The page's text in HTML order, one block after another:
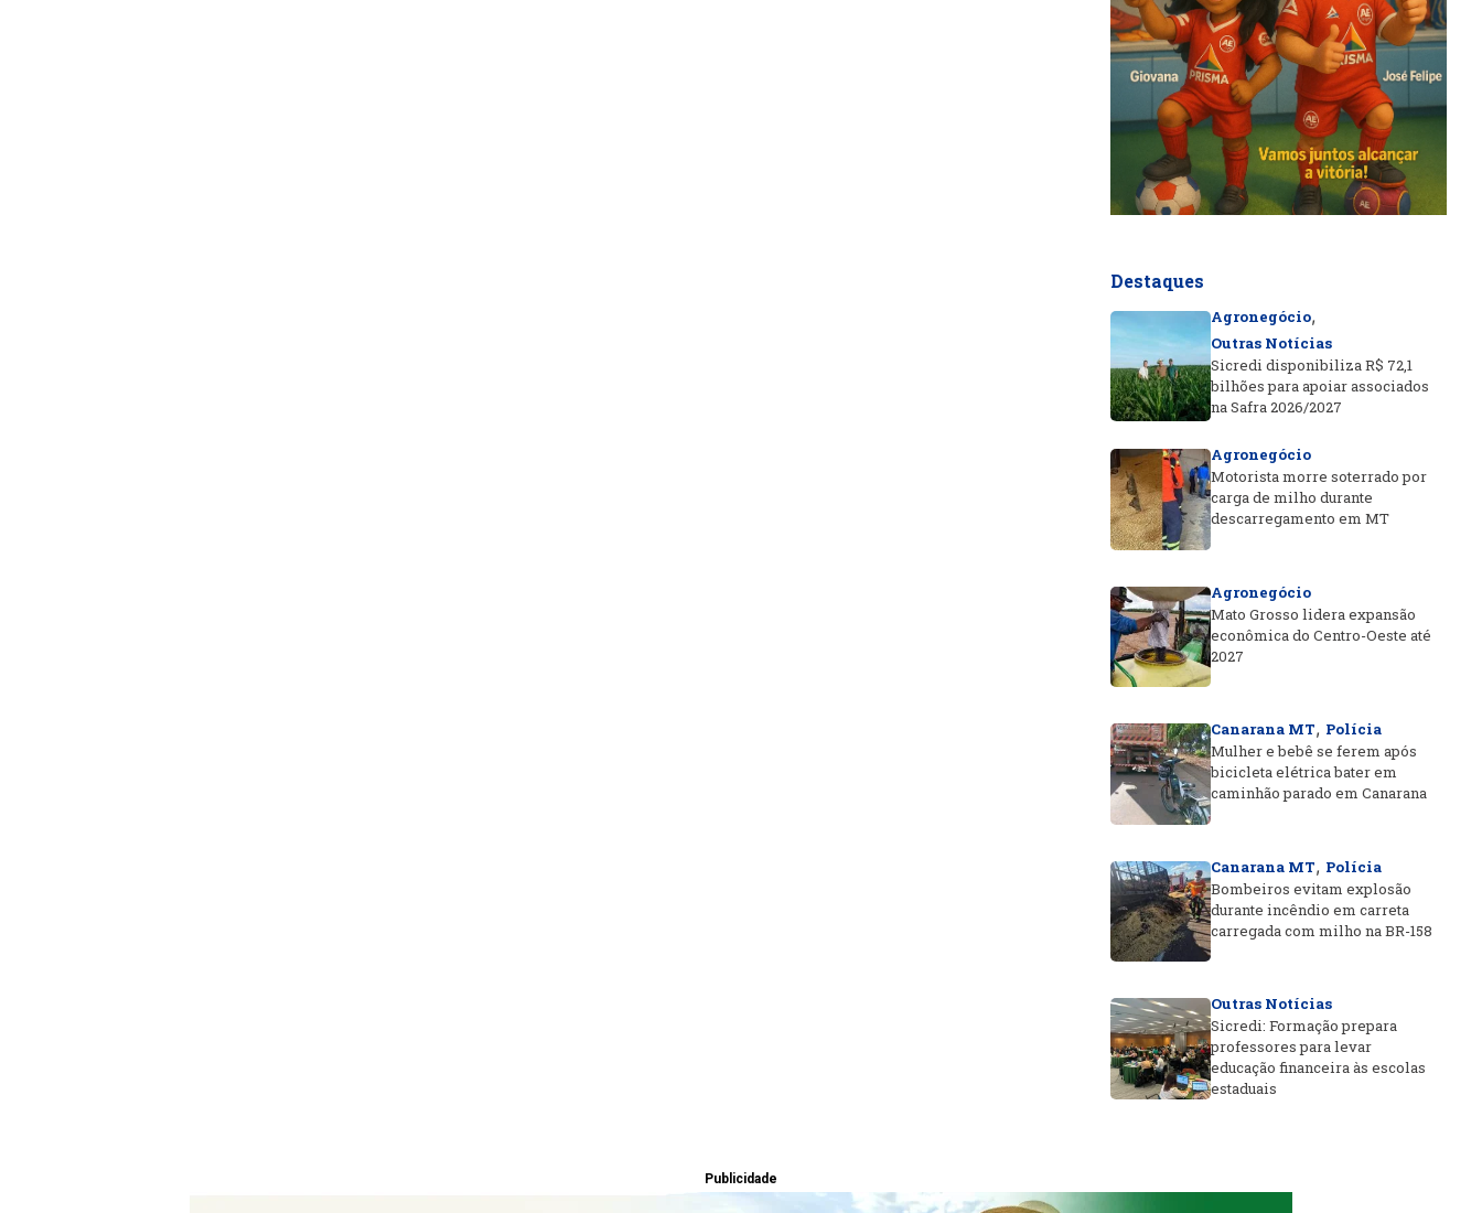
Destaques
Agronegócio,
Outras Notícias
Sicredi disponibiliza R$ 72,1
bilhões para apoiar associados
na Safra 2026/2027
Agronegócio
Motorista morre soterrado por
carga de milho durante
descarregamento em MT
Agronegócio
Mato Grosso lidera expansão
econômica do Centro-Oeste até
2027
Canarana MT, Polícia
Mulher e bebê se ferem após
bicicleta elétrica bater em
caminhão parado em Canarana
Canarana MT, Polícia
Bombeiros evitam explosão
durante incêndio em carreta
carregada com milho na BR-158
Outras Notícias
Sicredi: Formação prepara
professores para levar
educação financeira às escolas
estaduais
Publicidade